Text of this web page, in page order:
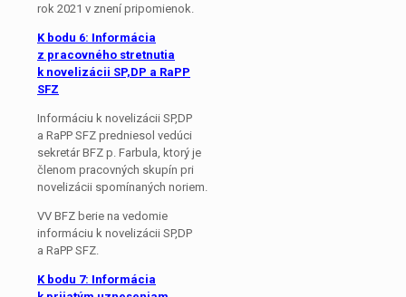
rok 2021 v znení pripomienok.
K bodu 6: Informácia
z pracovného stretnutia
k novelizácii SP,DP a RaPP
SFZ
Informáciu k novelizácii SP,DP
a RaPP SFZ predniesol vedúci
sekretár BFZ p. Farbula, ktorý je
členom pracovných skupín pri
novelizácii spomínaných noriem.
VV BFZ berie na vedomie
informáciu k novelizácii SP,DP
a RaPP SFZ.
K bodu 7: Informácia